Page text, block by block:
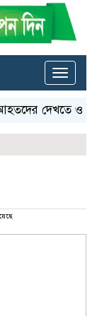
Toggle
দেখতে ওসমানী